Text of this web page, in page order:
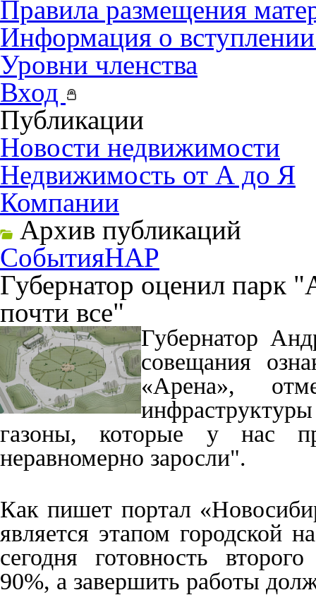
Правила размещения
Информация о
Уровни членства
Вход
Публикации
Новости недвижимости
Недвижимость от А до Я
Компании
Архив публикаций
СобытияНАР
Губернатор оценил парк
почти все"
Губернатор
совещания
«Арена»,
газоны, которые у нас
неравномерно заросли".
Как пишет портал
является этапом городской
сегодня готовность
90%, а завершить работы